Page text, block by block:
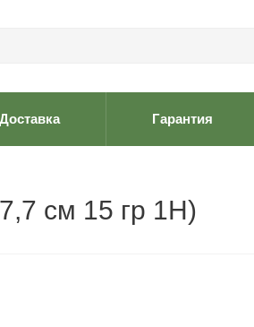
Доставка Гарантия
см 15 гр 1H)